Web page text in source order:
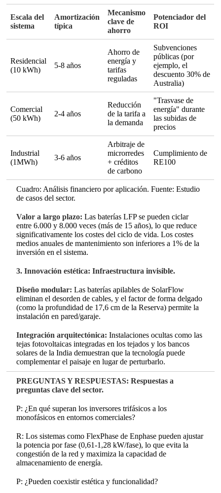
Escala del
sistema
Amortización
típica
Mecanismo
clave de
ahorro
Potenciador del
ROI
Residencial
(10 kWh)
5-8 años
Ahorro de
energía y
tarifas
reguladas
Subvenciones
públicas (por
ejemplo, el
descuento 30% de
Australia)
Comercial
(50 kWh)
2-4 años
Reducción
de la tarifa a
la demanda
"Trasvase de
energía" durante
las subidas de
precios
Industrial
(1MWh)
3-6 años
Arbitraje de
microrredes
+ créditos
de carbono
Cumplimiento de
RE100
Cuadro: Análisis financiero por aplicación. Fuente: Estudio
de casos del sector.
Valor a largo plazo: Las baterías LFP se pueden ciclar
entre 6.000 y 8.000 veces (más de 15 años), lo que reduce
significativamente los costes del ciclo de vida. Los costes
medios anuales de mantenimiento son inferiores a 1% de la
inversión en el sistema.
3. Innovación estética: Infraestructura invisible.
Diseño modular: Las baterías apilables de SolarFlow
eliminan el desorden de cables, y el factor de forma delgado
(como la profundidad de 17,6 cm de la Reserva) permite la
instalación en pared/garaje.
Integración arquitectónica: Instalaciones ocultas como las
tejas fotovoltaicas integradas en los tejados y los bancos
solares de la India demuestran que la tecnología puede
complementar el paisaje en lugar de perturbarlo.
PREGUNTAS Y RESPUESTAS: Respuestas a
preguntas clave del sector.
P: ¿En qué superan los inversores trifásicos a los
monofásicos en entornos comerciales?
R: Los sistemas como FlexPhase de Enphase pueden ajustar
la potencia por fase (0,61-1,28 kW/fase), lo que evita la
congestión de la red y maximiza la capacidad de
almacenamiento de energía.
P: ¿Pueden coexistir estética y funcionalidad?